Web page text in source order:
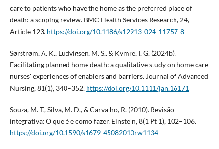
care to patients who have the home as the preferred place of
death: a scoping review. BMC Health Services Research, 24,
Article 123. https://doi.org/10.1186/s12913-024-11757-8
Sørstrøm, A. K., Ludvigsen, M. S., & Kymre, I. G. (2024b).
Facilitating planned home death: a qualitative study on home care
nurses' experiences of enablers and barriers. Journal of Advanced
Nursing, 81(1), 340–352. https://doi.org/10.1111/jan.16171
Souza, M. T., Silva, M. D., & Carvalho, R. (2010). Revisão
integrativa: O que é e como fazer. Einstein, 8(1 Pt 1), 102–106.
https://doi.org/10.1590/s1679-45082010rw1134